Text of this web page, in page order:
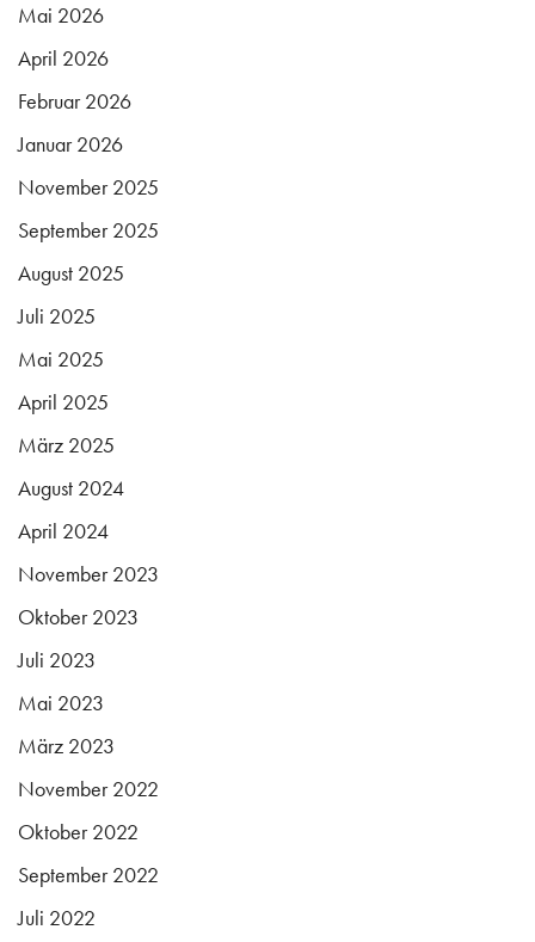
Mai 2026
April 2026
Februar 2026
Januar 2026
November 2025
September 2025
August 2025
Juli 2025
Mai 2025
April 2025
März 2025
August 2024
April 2024
November 2023
Oktober 2023
Juli 2023
Mai 2023
März 2023
November 2022
Oktober 2022
September 2022
Juli 2022